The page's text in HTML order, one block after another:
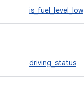
is_fuel_level_low
driving_status